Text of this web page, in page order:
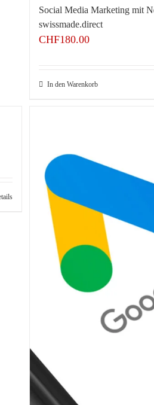
Social Media Marketing mit
swissmade.direct
CHF180.00
In den Warenkorb